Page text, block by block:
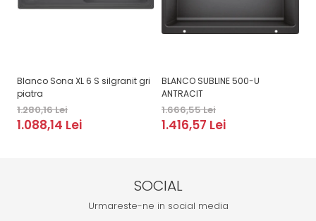
Blanco Sona XL 6 S silgranit gri
piatra
1.280,16 Lei
1.088,14 Lei
BLANCO SUBLINE 500-U
ANTRACIT
1.666,55 Lei
1.416,57 Lei
SOCIAL
Urmareste-ne in social media